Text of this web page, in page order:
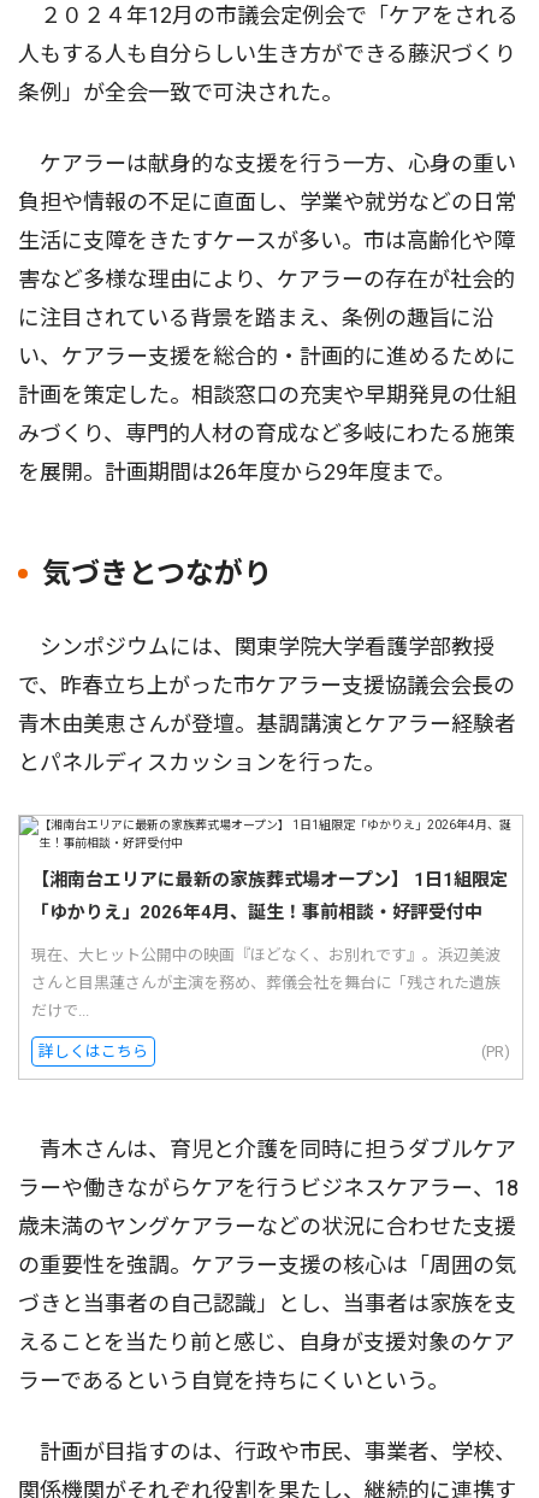
２０２４年12月の市議会定例会で「ケアをされる
人もする人も自分らしい生き方ができる藤沢づくり
条例」が全会一致で可決された。
ケアラーは献身的な支援を行う一方、心身の重い
負担や情報の不足に直面し、学業や就労などの日常
生活に支障をきたすケースが多い。市は高齢化や障
害など多様な理由により、ケアラーの存在が社会的
に注目されている背景を踏まえ、条例の趣旨に沿
い、ケアラー支援を総合的・計画的に進めるために
計画を策定した。相談窓口の充実や早期発見の仕組
みづくり、専門的人材の育成など多岐にわたる施策
を展開。計画期間は26年度から29年度まで。
気づきとつながり
シンポジウムには、関東学院大学看護学部教授
で、昨春立ち上がった市ケアラー支援協議会会長の
青木由美恵さんが登壇。基調講演とケアラー経験者
とパネルディスカッションを行った。
【湘南台エリアに最新の家族葬式場オープン】 1日1組限定
「ゆかりえ」2026年4月、誕生！事前相談・好評受付中
現在、大ヒット公開中の映画『ほどなく、お別れです』。浜辺美波
さんと目黒蓮さんが主演を務め、葬儀会社を舞台に「残された遺族
だけで...
詳しくはこちら (PR)
青木さんは、育児と介護を同時に担うダブルケア
ラーや働きながらケアを行うビジネスケアラー、18
歳未満のヤングケアラーなどの状況に合わせた支援
の重要性を強調。ケアラー支援の核心は「周囲の気
づきと当事者の自己認識」とし、当事者は家族を支
えることを当たり前と感じ、自身が支援対象のケア
ラーであるという自覚を持ちにくいという。
計画が目指すのは、行政や市民、事業者、学校、
関係機関がそれぞれ役割を果たし、継続的に連携す